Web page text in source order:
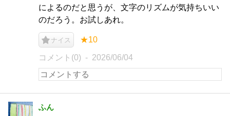
によるのだと思うが、文字のリズムが気持ちいい
のだろう。お試しあれ。
ナイス ★10
コメント(0) 2026/06/04
ふん